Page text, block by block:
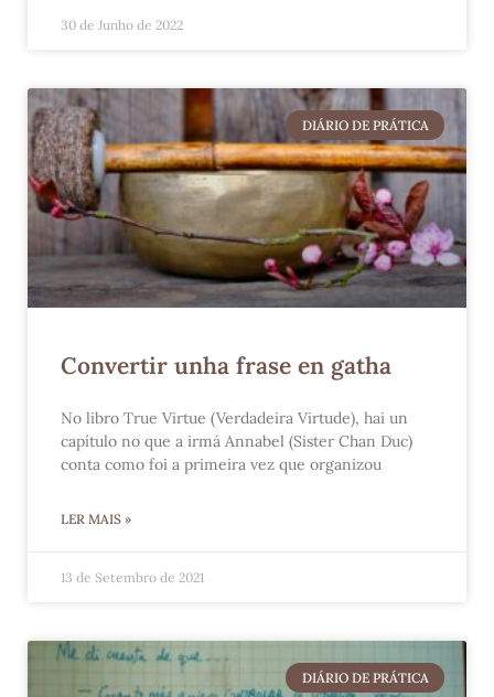
30 de Junho de 2022
DIÁRIO DE PRÁTICA
Convertir unha frase en gatha
No libro True Virtue (Verdadeira Virtude), hai un
capítulo no que a irmá Annabel (Sister Chan Duc)
conta como foi a primeira vez que organizou
LER MAIS »
13 de Setembro de 2021
DIÁRIO DE PRÁTICA